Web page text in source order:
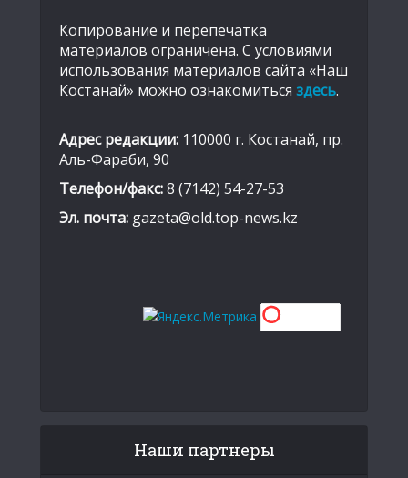
Копирование и перепечатка
материалов ограничена. С условиями
использования материалов сайта «Наш
Костанай» можно ознакомиться здесь.
Адрес редакции: 110000 г. Костанай, пр.
Аль-Фараби, 90
Телефон/факс:8 (7142) 54-27-53
Эл. почта: gazeta@old.top-news.kz
Наши партнеры